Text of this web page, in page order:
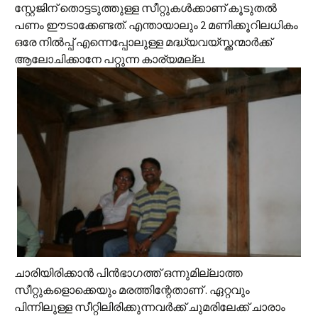
സ്റ്റേജിന് തൊട്ടടുത്തുള്ള സീറ്റുകള്‍ക്കാണ് കൂടുതല്‍
പണം ഈടാക്കേണ്ടത്. എന്തായാലും 2 മണിക്കൂറിലധികം
ഒരേ നില്‍പ്പ് എന്നെപ്പോലുള്ള മദ്ധ്യവയ്സ്ക്കന്മാര്‍ക്ക്
ആലോചിക്കാനേ പറ്റുന്ന കാര്യമല്ല.
ചാരിയിരിക്കാന്‍ പിന്‍ഭാഗത്ത് ഒന്നുമില്ലാത്ത
സീറ്റുകളൊക്കെയും മരത്തിന്റേതാണ് . ഏറ്റവും
പിന്നിലുള്ള സീറ്റിലിരിക്കുന്നവര്‍ക്ക് ചുമരിലേക്ക് ചാരാം